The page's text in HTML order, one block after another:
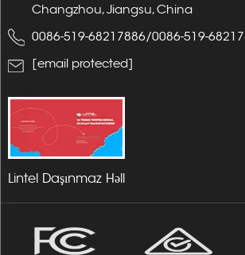
Changzhou, Jiangsu, China
0086-519-68217886/0086-519-
[email protected]
Lintel Daşınmaz Həll